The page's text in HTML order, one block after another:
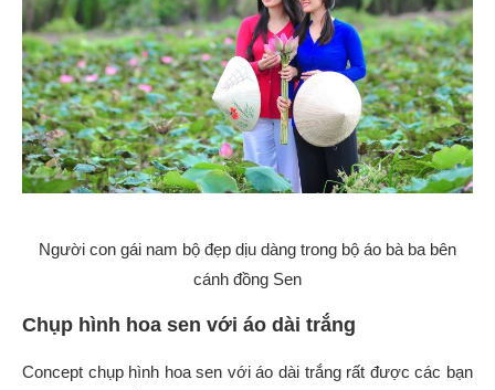
Người con gái nam bộ đẹp dịu dàng trong bộ áo bà ba bên
cánh đồng Sen
Chụp hình hoa sen với áo dài trắng
Concept chụp hình hoa sen với áo dài trắng rất được các bạn